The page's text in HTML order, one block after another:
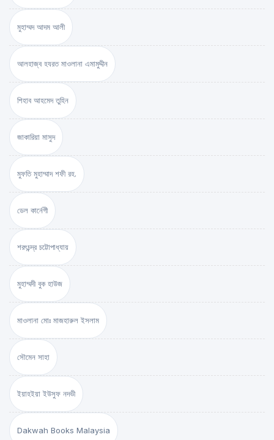
মুহাম্মদ আদম আলী
আলহাজ্ব হযরত মাওলানা এমামুদ্দীন
শিহাব আহমেদ তুহিন
জাকারিয়া মাসুদ
মুফতি মুহাম্মাদ শফী রহ.
ডেল কার্নেগী
শরৎচন্দ্র চট্টোপাধ্যায়
মুহাম্মদী বুক হাউজ
মাওলানা মোঃ মাজহারুল ইসলাম
সৌমেন সাহা
ইয়াহইয়া ইউসুফ নদভী
Dakwah Books Malaysia